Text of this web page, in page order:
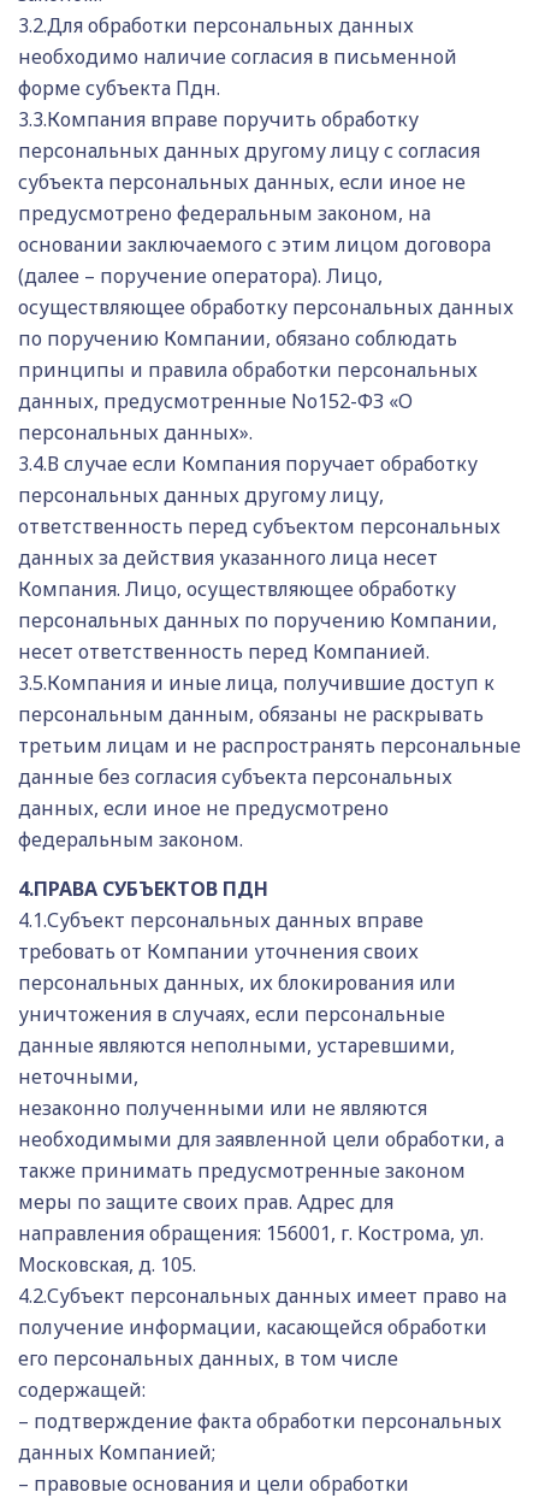
3.2.Для обработки персональных данных
необходимо наличие согласия в письменной
форме субъекта Пдн.
3.3.Компания вправе поручить обработку
персональных данных другому лицу с согласия
субъекта персональных данных, если иное не
предусмотрено федеральным законом, на
основании заключаемого с этим лицом договора
(далее – поручение оператора). Лицо,
осуществляющее обработку персональных данных
по поручению Компании, обязано соблюдать
принципы и правила обработки персональных
данных, предусмотренные No152-ФЗ «О
персональных данных».
3.4.В случае если Компания поручает обработку
персональных данных другому лицу,
ответственность перед субъектом персональных
данных за действия указанного лица несет
Компания. Лицо, осуществляющее обработку
персональных данных по поручению Компании,
несет ответственность перед Компанией.
3.5.Компания и иные лица, получившие доступ к
персональным данным, обязаны не раскрывать
третьим лицам и не распространять персональные
данные без согласия субъекта персональных
данных, если иное не предусмотрено
федеральным законом.
4.ПРАВА СУБЪЕКТОВ ПДН
4.1.Субъект персональных данных вправе
требовать от Компании уточнения своих
персональных данных, их блокирования или
уничтожения в случаях, если персональные
данные являются неполными, устаревшими,
неточными,
незаконно полученными или не являются
необходимыми для заявленной цели обработки, а
также принимать предусмотренные законом
меры по защите своих прав. Адрес для
направления обращения: 156001, г. Кострома, ул.
Московская, д. 105.
4.2.Субъект персональных данных имеет право на
получение информации, касающейся обработки
его персональных данных, в том числе
содержащей:
– подтверждение факта обработки персональных
данных Компанией;
– правовые основания и цели обработки